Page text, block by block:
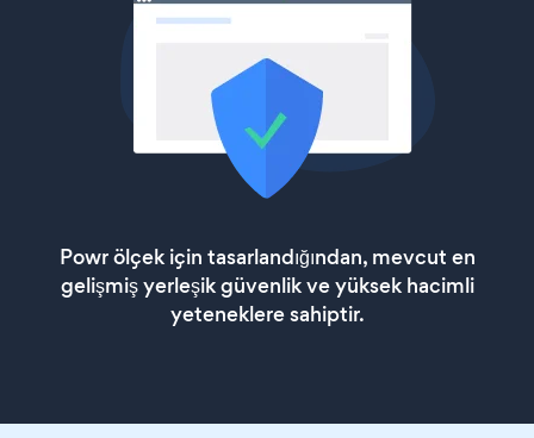
Powr ölçek için tasarlandığından, mevcut en
gelişmiş yerleşik güvenlik ve yüksek hacimli
yeteneklere sahiptir.